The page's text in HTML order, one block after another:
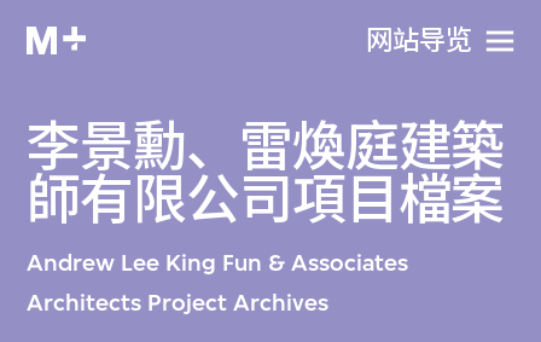
网站导览
李景勳、雷煥庭建築
師有限公司項目檔案
Andrew Lee King Fun & Associates
Architects Project Archives